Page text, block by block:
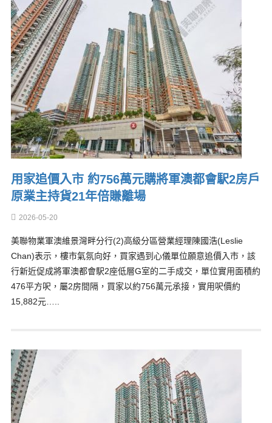
用家追價入市 約756萬元購將軍澳都會駅2房戶
原業主持貨21年倍賺離場
2026-05-20
美聯物業軍澳維景灣畔分行(2)高級分區營業經理陳國浩(Leslie
Chan)表示，樓市氣氛向好，買家遇到心儀單位願意追價入市，該
行新近促成將軍澳都會駅2座低層G室的二手成交，單位實用面積約
476平方呎，屬2房間隔，買家以約756萬元承接，實用呎價約
15,882元…..